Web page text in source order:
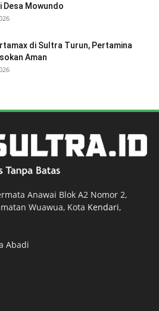
Desa Mowundo
di Sultra Turun, Pertamina
Aman
Anawai Blok A2 Nomor 2,
Wuawua, Kota Kendari,
Abadi